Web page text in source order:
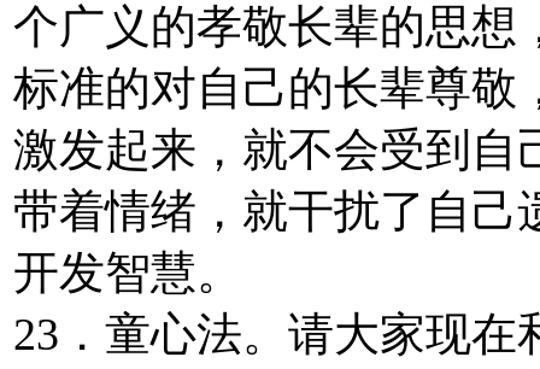
个广义的孝敬长辈的思想
标准的对自己的长辈尊敬
激发起来，就不会受到自
带着情绪，就干扰了自己
开发智慧。
23．童心法。请大家现